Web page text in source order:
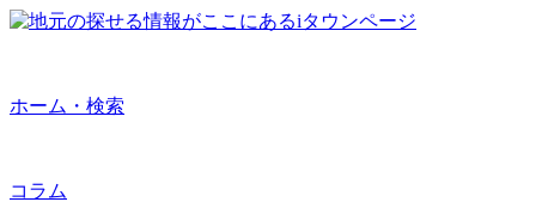
ホーム・検索
コラム